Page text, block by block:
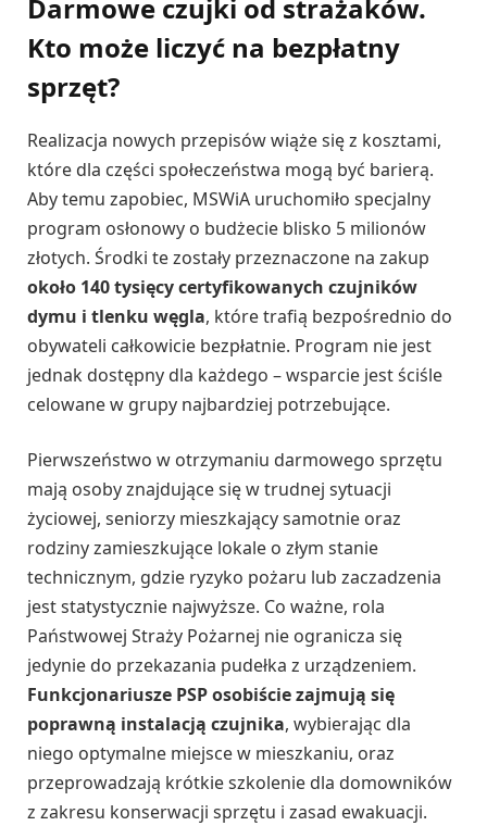
Darmowe czujki od strażaków.
Kto może liczyć na bezpłatny
sprzęt?
Realizacja nowych przepisów wiąże się z kosztami,
które dla części społeczeństwa mogą być barierą.
Aby temu zapobiec, MSWiA uruchomiło specjalny
program osłonowy o budżecie blisko 5 milionów
złotych. Środki te zostały przeznaczone na zakup
około 140 tysięcy certyfikowanych czujników
dymu i tlenku węgla, które trafią bezpośrednio do
obywateli całkowicie bezpłatnie. Program nie jest
jednak dostępny dla każdego – wsparcie jest ściśle
celowane w grupy najbardziej potrzebujące.
Pierwszeństwo w otrzymaniu darmowego sprzętu
mają osoby znajdujące się w trudnej sytuacji
życiowej, seniorzy mieszkający samotnie oraz
rodziny zamieszkujące lokale o złym stanie
technicznym, gdzie ryzyko pożaru lub zaczadzenia
jest statystycznie najwyższe. Co ważne, rola
Państwowej Straży Pożarnej nie ogranicza się
jedynie do przekazania pudełka z urządzeniem.
Funkcjonariusze PSP osobiście zajmują się
poprawną instalacją czujnika, wybierając dla
niego optymalne miejsce w mieszkaniu, oraz
przeprowadzają krótkie szkolenie dla domowników
z zakresu konserwacji sprzętu i zasad ewakuacji.